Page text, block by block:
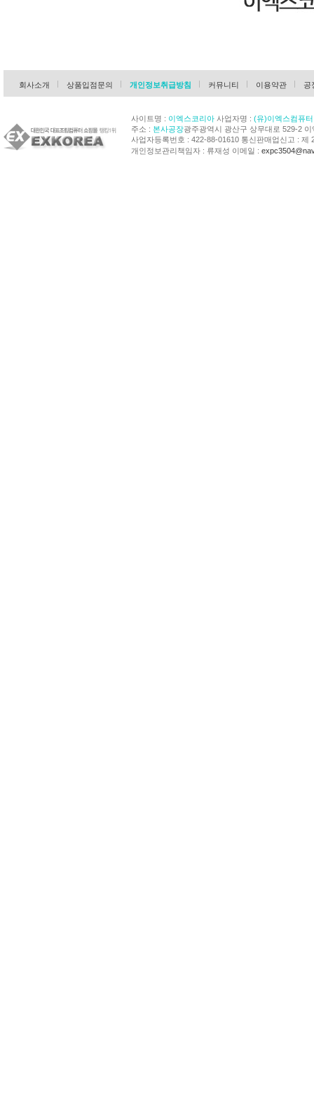
회사소개 상품입점문의 개인정보취급방침 커뮤니티 이용약관 공
사이트명 : 이엑스코리아사업자명 : (유)이엑스컴퓨터
주소 : 본사공장광주광역시 광산구 상무대로 529-2 이
사업자등록번호 : 422-88-01610 통신판매업신고 : 제
개인정보관리책임자 : 류재성 이메일 :